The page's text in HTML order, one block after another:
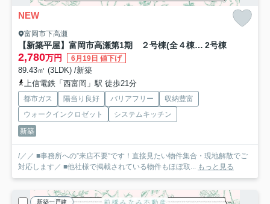
NEW
富岡市下高瀬
【新築平屋】富岡市高瀬第1期 ２号棟(全４棟) ワイウッドコート 新築建売分譲 2号棟
2,780万円 6月19日 値下げ
89.43㎡ (3LDK) /新築
上信電鉄「西富岡」駅 徒歩21分
都市ガス 陽当り良好 バリアフリー
収納豊富
ウォークインクロゼット
システムキッチン
新築
/／／ ■事務所への”来店不要”です！直接見たい物件集合・現地解散でご
対応します／ ■他社様で掲載されている物件もほぼ取... もっと見る
新築一戸建